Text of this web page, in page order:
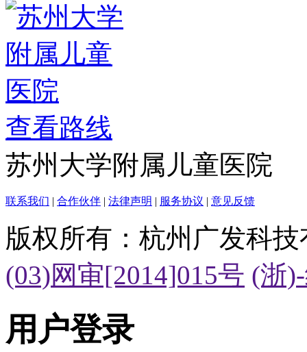
查看路线
苏州大学附属儿童医院
联系我们 | 合作伙伴 | 法律声明 | 服务协议 | 意见反馈
版权所有：杭州广发科
(03)网审[2014]015号 (浙
用户登录